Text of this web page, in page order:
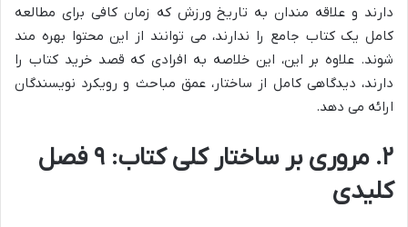
دارند و علاقه مندان به تاریخ ورزش که زمان کافی برای مطالعه
کامل یک کتاب جامع را ندارند، می توانند از این محتوا بهره مند
شوند. علاوه بر این، این خلاصه به افرادی که قصد خرید کتاب را
دارند، دیدگاهی کامل از ساختار، عمق مباحث و رویکرد نویسندگان
ارائه می دهد.
۲. مروری بر ساختار کلی کتاب: ۹ فصل
کلیدی